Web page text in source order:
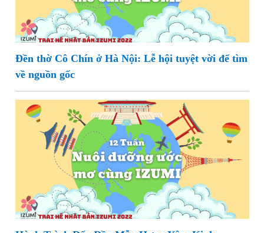
Đền thờ Cô Chín ở Hà Nội: Lễ hội tuyệt vời để tìm
về nguồn gốc